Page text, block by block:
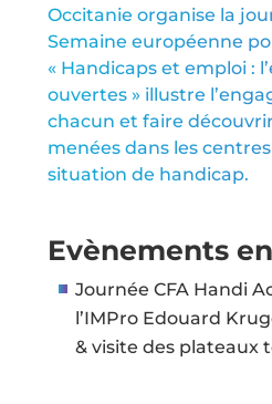
Occitanie organise la
Semaine européenne
« Handicaps et emploi :
ouvertes » illustre
chacun et faire
menées dans les
situation de handicap.
Evènements
Journée CFA Handi
l’IMPro Edouard
& visite des plateaux